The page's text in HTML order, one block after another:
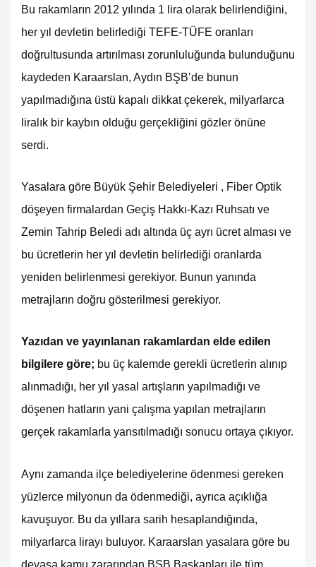
Bu rakamların 2012 yılında 1 lira olarak belirlendiğini,
her yıl devletin belirlediği TEFE-TÜFE oranları
doğrultusunda artırılması zorunluluğunda bulunduğunu
kaydeden Karaarslan, Aydın BŞB’de bunun
yapılmadığına üstü kapalı dikkat çekerek, milyarlarca
liralık bir kaybın olduğu gerçekliğini gözler önüne
serdi.
Yasalara göre Büyük Şehir Belediyeleri , Fiber Optik
döşeyen firmalardan Geçiş Hakkı-Kazı Ruhsatı ve
Zemin Tahrip Beledi adı altında üç ayrı ücret alması ve
bu ücretlerin her yıl devletin belirlediği oranlarda
yeniden belirlenmesi gerekiyor. Bunun yanında
metrajların doğru gösterilmesi gerekiyor.
Yazıdan ve yayınlanan rakamlardan elde edilen
bilgilere göre; bu üç kalemde gerekli ücretlerin alınıp
alınmadığı, her yıl yasal artışların yapılmadığı ve
döşenen hatların yani çalışma yapılan metrajların
gerçek rakamlarla yansıtılmadığı sonucu ortaya çıkıyor.
Aynı zamanda ilçe belediyelerine ödenmesi gereken
yüzlerce milyonun da ödenmediği, ayrıca açıklığa
kavuşuyor. Bu da yıllara sarih hesaplandığında,
milyarlarca lirayı buluyor. Karaarslan yasalara göre bu
devasa kamu zararından BŞB Başkanları ile tüm